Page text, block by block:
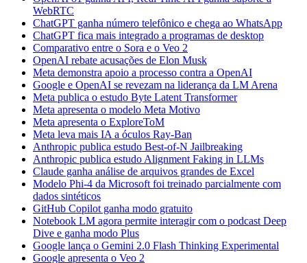
WebRTC
ChatGPT ganha número telefônico e chega ao WhatsApp
ChatGPT fica mais integrado a programas de desktop
Comparativo entre o Sora e o Veo 2
OpenAI rebate acusações de Elon Musk
Meta demonstra apoio a processo contra a OpenAI
Google e OpenAI se revezam na liderança da LM Arena
Meta publica o estudo Byte Latent Transformer
Meta apresenta o modelo Meta Motivo
Meta apresenta o ExploreToM
Meta leva mais IA a óculos Ray-Ban
Anthropic publica estudo Best-of-N Jailbreaking
Anthropic publica estudo Alignment Faking in LLMs
Claude ganha análise de arquivos grandes de Excel
Modelo Phi-4 da Microsoft foi treinado parcialmente com
dados sintéticos
GitHub Copilot ganha modo gratuito
Notebook LM agora permite interagir com o podcast Deep
Dive e ganha modo Plus
Google lança o Gemini 2.0 Flash Thinking Experimental
Google apresenta o Veo 2